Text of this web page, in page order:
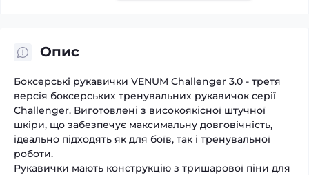
Опис
Боксерські рукавички VENUM Challenger 3.0 - третя
версія боксерських тренувальних рукавичок серії
Challenger. Виготовлені з високоякісної штучної
шкіри, що забезпечує максимальну довговічність,
ідеально підходять як для боїв, так і тренувальної
роботи.
Рукавички мають конструкцію з тришарової піни для